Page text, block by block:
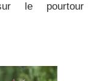
le pourtour